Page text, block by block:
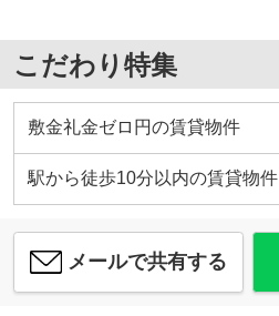
こだわり特集
敷金礼金ゼロ円の賃貸物件
駅から徒歩10分以内の賃貸物件
メールで共有する